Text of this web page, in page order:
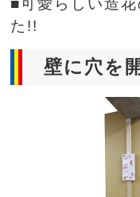
■可愛らしい造
た!!
壁に穴を